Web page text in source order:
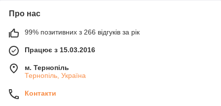
Про нас
99% позитивних з 266 відгуків за рік
Працює з 15.03.2016
м. Тернопіль
Тернопіль, Україна
Контакти